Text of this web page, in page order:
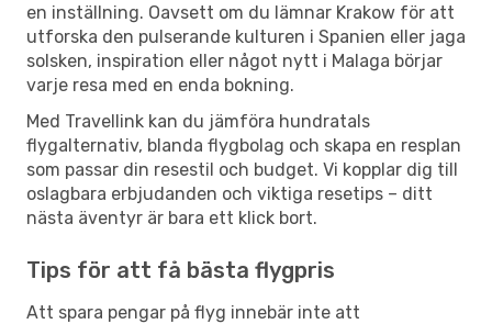
en inställning. Oavsett om du lämnar Krakow för att
utforska den pulserande kulturen i Spanien eller jaga
solsken, inspiration eller något nytt i Malaga börjar
varje resa med en enda bokning.
Med Travellink kan du jämföra hundratals
flygalternativ, blanda flygbolag och skapa en resplan
som passar din resestil och budget. Vi kopplar dig till
oslagbara erbjudanden och viktiga resetips – ditt
nästa äventyr är bara ett klick bort.
Tips för att få bästa flygpris
Att spara pengar på flyg innebär inte att